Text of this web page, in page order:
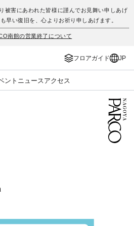
被害にあわれた皆様に謹んでお見舞い申しあげ
早い復旧を、心よりお祈り申しあげます。
南館の営業終了について
フロアガイド JP
ント ニュース アクセス
ップ